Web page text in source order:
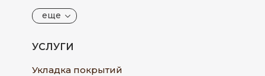
еще
УСЛУГИ
Укладка покрытий